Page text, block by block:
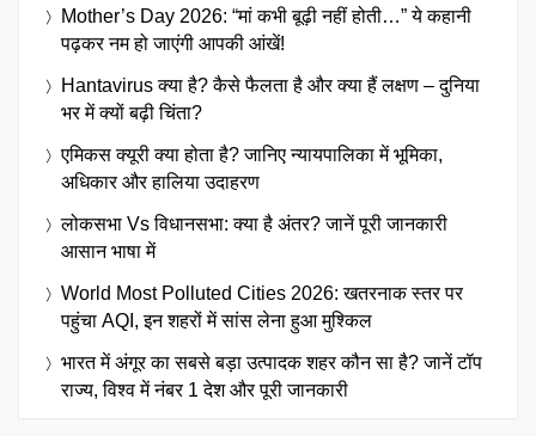
Mother’s Day 2026: “मां कभी बूढ़ी नहीं होती…” ये कहानी
पढ़कर नम हो जाएंगी आपकी आंखें!
Hantavirus क्या है? कैसे फैलता है और क्या हैं लक्षण – दुनिया
भर में क्यों बढ़ी चिंता?
एमिकस क्यूरी क्या होता है? जानिए न्यायपालिका में भूमिका,
अधिकार और हालिया उदाहरण
लोकसभा Vs विधानसभा: क्या है अंतर? जानें पूरी जानकारी
आसान भाषा में
World Most Polluted Cities 2026: खतरनाक स्तर पर
पहुंचा AQI, इन शहरों में सांस लेना हुआ मुश्किल
भारत में अंगूर का सबसे बड़ा उत्पादक शहर कौन सा है? जानें टॉप
राज्य, विश्व में नंबर 1 देश और पूरी जानकारी